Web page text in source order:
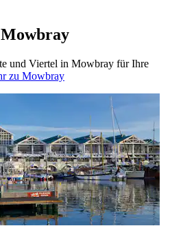
und Viertel in Mowbray für Ihre
zu Mowbray